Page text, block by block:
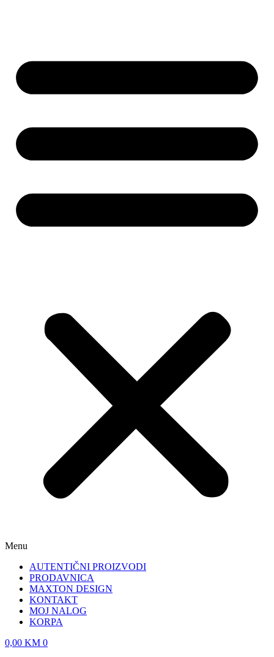
Menu
AUTENTIČNI PROIZVODI
PRODAVNICA
MAXTON DESIGN
KONTAKT
MOJ NALOG
KORPA
0,00 KM 0